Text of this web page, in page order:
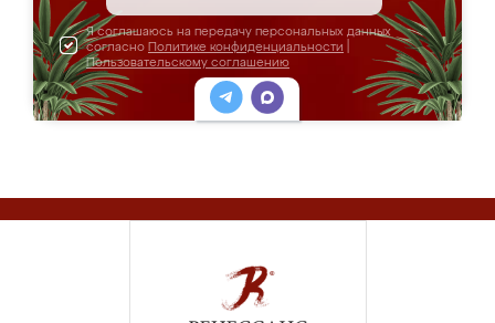
Я соглашаюсь на передачу персональных данных
согласно Политике конфиденциальности
Пользовательскому соглашению